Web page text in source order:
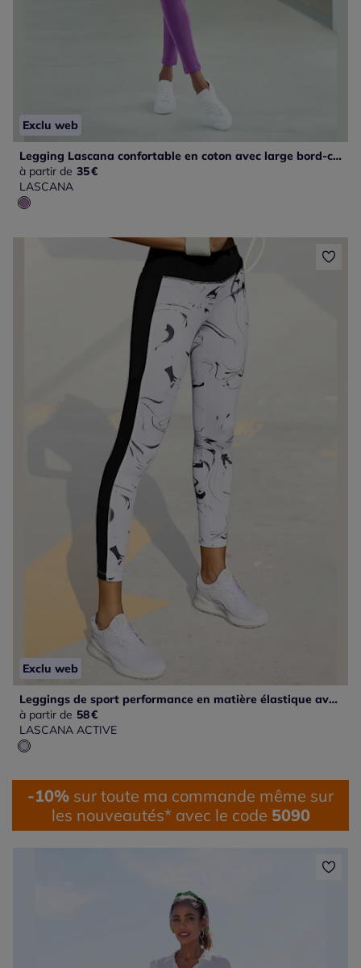
Exclu web
Legging Lascana confortable en coton avec large bord-côte
à partir de 35€
LASCANA
Exclu web
Leggings de sport performance en matière élastique avec empiècements
à partir de 58€
LASCANA ACTIVE
-10% sur toute ma commande même sur
les nouveautés* avec le code 5090